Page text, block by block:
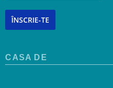
ÎNSCRIE-TE
CASA DE